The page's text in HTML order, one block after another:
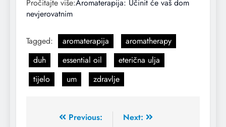
Pročitajte više:Aromaterapija: Učinit će vaš dom
nevjerovatnim
Tagged: aromaterapija
aromatherapy
duh
essential oil
eterična ulja
tijelo
um zdravlje
Previous:
Next: